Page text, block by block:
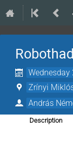
Wednesday
Zrínyi
András
Description